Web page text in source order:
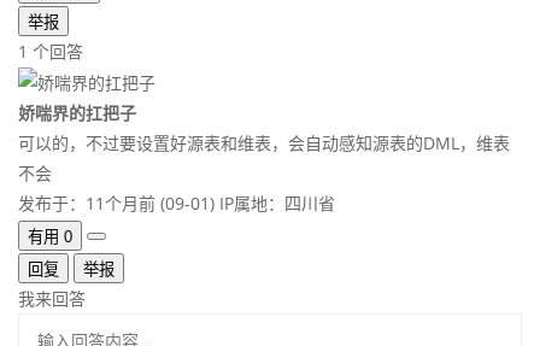
举报
1 个回答
娇喘界的扛把子
可以的，不过要设置好源表和维表，会自动感知源表的DML，维表
不会
发布于：11个月前 (09-01) IP属地：四川省
有用 0
回复
举报
我来回答